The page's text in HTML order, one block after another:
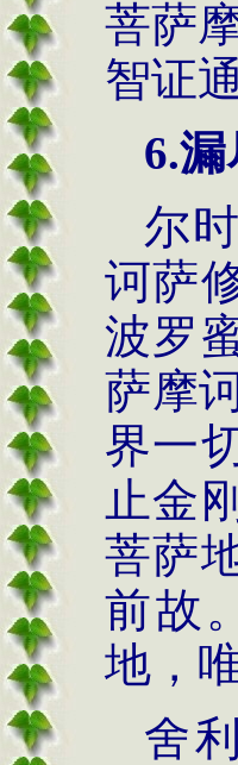
菩萨
智证
6.漏
尔
诃萨
波罗
萨摩
界一
止金
菩萨
前故
地，
舍